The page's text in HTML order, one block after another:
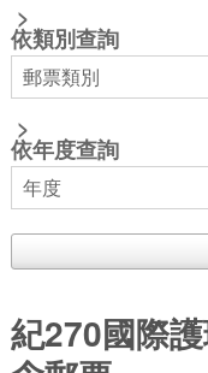
>
依類別查詢
>
依年度查詢
紀270國際